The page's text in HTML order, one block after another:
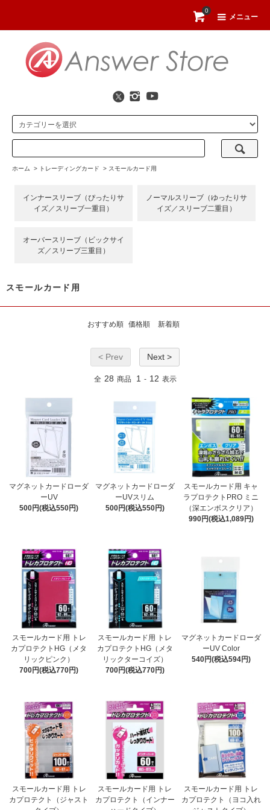
メニュー
0
ホーム > トレーディングカード > スモールカード用
インナースリーブ（ぴったりサ
イズ／スリーブ一重目）
ノーマルスリーブ（ゆったりサ
イズ／スリーブ二重目）
オーバースリーブ（ビックサイ
ズ／スリーブ三重目）
スモールカード用
おすすめ順 価格順 新着順
< Prev Next >
全 28 商品 1 - 12 表示
マグネットカードローダ
ーUV
500円(税込550円)
マグネットカードローダ
ーUVスリム
500円(税込550円)
スモールカード用 キャ
ラプロテクトPRO ミニ
（深エンボスクリア）
990円(税込1,089円)
スモールカード用 トレ
カプロテクトHG（メタ
リックピンク）
700円(税込770円)
スモールカード用 トレ
カプロテクトHG（メタ
リックターコイズ）
700円(税込770円)
マグネットカードローダ
ーUV Color
540円(税込594円)
スモールカード用 トレ
カプロテクト（ジャスト
スモールカード用 トレ
カプロテクト（インナー
スモールカード用 トレ
カプロテクト（ヨコ入れ